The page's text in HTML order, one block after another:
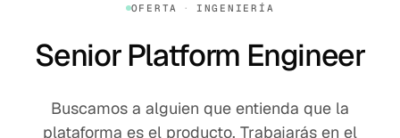
OFERTA · INGENIERÍA
Senior Platform Engineer
Buscamos a alguien que entienda que la
plataforma es el producto. Trabajarás en el